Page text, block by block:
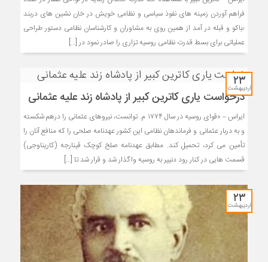
فراهم آوردن زمینه های نفوذ سیاسی و نظامی خویش در خان نشین های دربند
٫باکو و قبله در آمد از همین روی به مشاوران و کارشناسان نظامی دستور طراحی
عملیاتی برای بسط قدرت نظامی روسیه تزاری را صادر نمود در […]
۲۳
اردیبهشت
درخواست یاری کاترین کبیر از پادشاه زند علیه عثمانی
ایراس – «قوای روسیه در سال ۱۷۷۴ م. توانست، نیروهای عثمانی را درهم شکسته
و به دربار عثمانی و فرماندهان نظامی این کشور عهدنامه صلحی را که منافع آنان را
تأمین می کرد، تحمیل کند. مطابق عهدنامه صلح کوچک قینارجه (کاریناوجی)
قسمت هایی در کنار رود دنیپر به روسیه واگذار شد و قرار شد تا […]
۲۳
اردیبهشت